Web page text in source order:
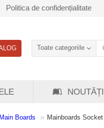
Politica de confidențialitate
Toate categoriile
NOUTĂȚI
Main Boards Mainboards